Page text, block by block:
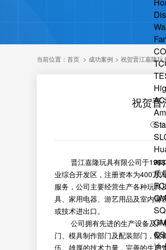
质
迪
当前位置： 首页 > 成功案例 > 祝贺晋江嘉隆玩
祝贺晋
晋江嘉隆玩具有限公司于1993
业综合开发区，注册资本为400万
服务，公司主要经营生产各种玩具
具、家用电器、游艺用品及室内游
或技术进出口。
公司拥有先进的生产设备及严
门、模具制作部门及配装部门，配
伍。雄厚的技术力量，完善的生产